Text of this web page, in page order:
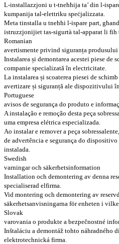
L-installazzjoni u t-tneħħija ta’ din l-
kumpanija tal-elettriku speċjalizzata.
Meta tinstalla u tneħħi l-ispare part,
istruzzjonijiet tas-sigurtà tal-apparat li fih
Romanian
avertismente privind siguranța
Instalarea și demontarea acestei piese de
companie specializată în electricitate.
La instalarea și scoaterea piesei de
avertizare și siguranță ale dispozitivului în
Portuguese
avisos de segurança do produto e
A instalação e remoção desta peça
uma empresa elétrica especializada.
Ao instalar e remover a peça
de advertência e segurança do dispositivo
instalada.
Swedish
varningar och säkerhetsinformation
Installation och demontering av denna
specialiserad elfirma.
Vid montering och demontering av
säkerhetsanvisningarna för enheten i
Slovak
varovania o produkte a bezpečnostné
Inštaláciu a demontáž tohto náhradného
elektrotechnická firma.